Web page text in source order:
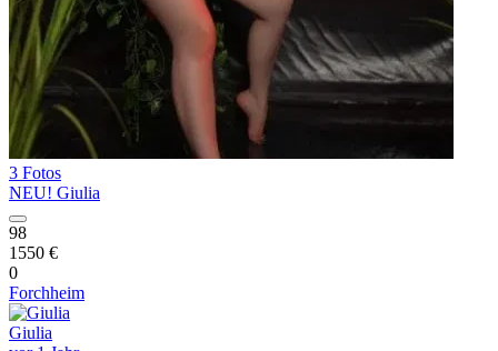
3 Fotos
NEU! Giulia
98
1550 €
0
Forchheim
Giulia